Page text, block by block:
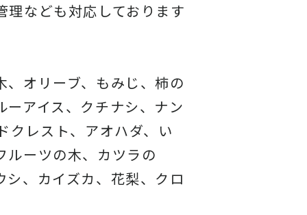
なども対応しております
オリーブ、もみじ、柿の
アイス、クチナシ、ナン
クレスト、アオハダ、い
ルーツの木、カツラの
、カイズカ、花梨、クロ